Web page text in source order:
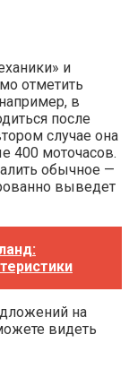
и
отметить
в
после
случае она
400 моточасов.
обычное —
выведет
на
видеть